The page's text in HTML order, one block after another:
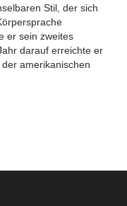
Stil, der sich
er sein zweites
darauf erreichte er
der amerikanischen